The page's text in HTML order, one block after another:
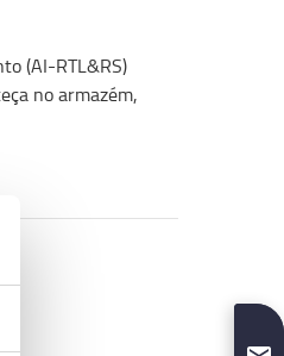
(AI-RTL&RS)
no armazém,